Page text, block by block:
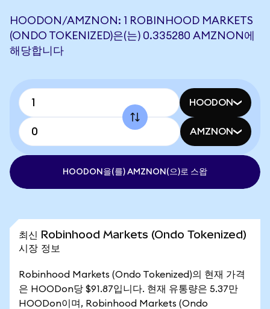
HOODON/AMZNON: 1 ROBINHOOD MARKETS
(ONDO TOKENIZED)은(는) 0.335280 AMZNON에
해당합니다
HOODON
AMZNON
HOODON을(를) AMZNON(으)로 스왑
최신 Robinhood Markets (Ondo Tokenized)
시장 정보
Robinhood Markets (Ondo Tokenized)의 현재 가격
은 HOODon당 $91.87입니다. 현재 유통량은 5.37만
HOODon이며, Robinhood Markets (Ondo